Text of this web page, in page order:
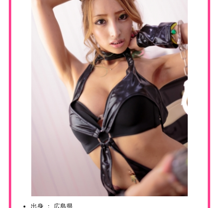
出身 ： 広島県